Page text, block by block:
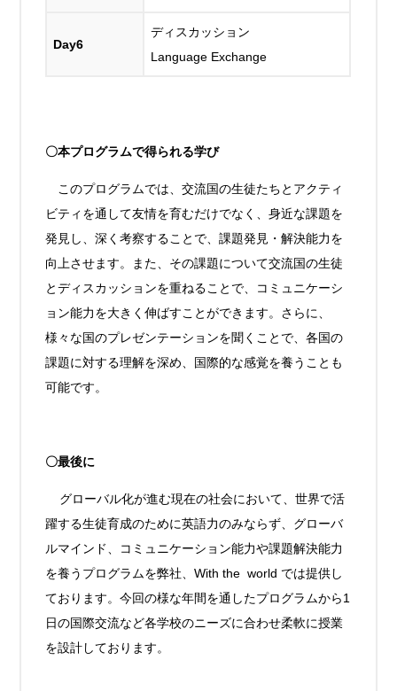
Day6
ディスカッション
Language Exchange
〇本プログラムで得られる学び
このプログラムでは、交流国の生徒たちとアクティ
ビティを通して友情を育むだけでなく、身近な課題を
発見し、深く考察することで、課題発見・解決能力を
向上させます。また、その課題について交流国の生徒
とディスカッションを重ねることで、コミュニケーシ
ョン能力を大きく伸ばすことができます。さらに、
様々な国のプレゼンテーションを聞くことで、各国の
課題に対する理解を深め、国際的な感覚を養うことも
可能です。
〇最後に
グローバル化が進む現在の社会において、世界で活
躍する生徒育成のために英語力のみならず、グローバ
ルマインド、コミュニケーション能力や課題解決能力
を養うプログラムを弊社、With the world では提供し
ております。今回の様な年間を通したプログラムから1
日の国際交流など各学校のニーズに合わせ柔軟に授業
を設計しております。